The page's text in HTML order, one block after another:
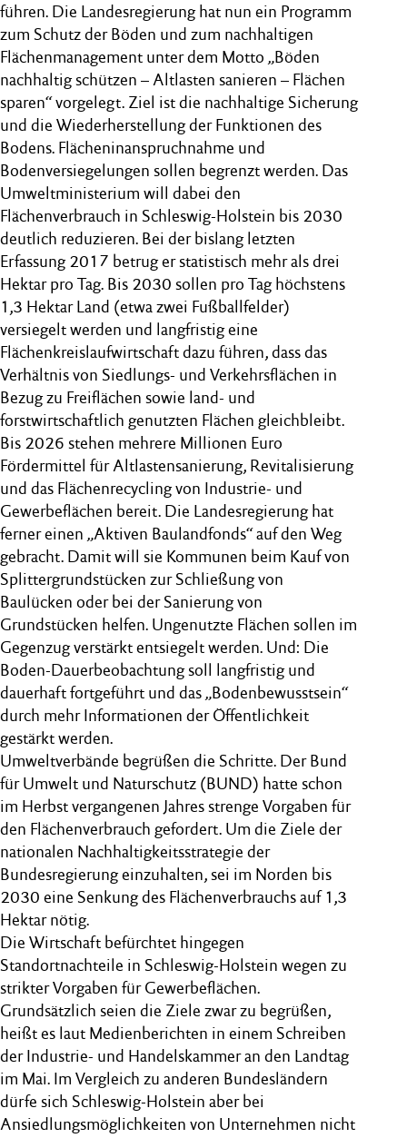
führen. Die Landesregierung hat nun ein Programm
zum Schutz der Böden und zum nachhaltigen
Flächenmanagement unter dem Motto „Böden
nachhaltig schützen – Altlasten sanieren – Flächen
sparen“ vorgelegt. Ziel ist die nachhaltige Sicherung
und die Wiederherstellung der Funktionen des
Bodens. Flächeninanspruchnahme und
Bodenversiegelungen sollen begrenzt werden. Das
Umweltministerium will dabei den
Flächenverbrauch in Schleswig-Holstein bis 2030
deutlich reduzieren. Bei der bislang letzten
Erfassung 2017 betrug er statistisch mehr als drei
Hektar pro Tag. Bis 2030 sollen pro Tag höchstens
1,3 Hektar Land (etwa zwei Fußballfelder)
versiegelt werden und langfristig eine
Flächenkreislaufwirtschaft dazu führen, dass das
Verhältnis von Siedlungs- und Verkehrsflächen in
Bezug zu Freiflächen sowie land- und
forstwirtschaftlich genutzten Flächen gleichbleibt.
Bis 2026 stehen mehrere Millionen Euro
Fördermittel für Altlastensanierung, Revitalisierung
und das Flächenrecycling von Industrie- und
Gewerbeflächen bereit. Die Landesregierung hat
ferner einen „Aktiven Baulandfonds“ auf den Weg
gebracht. Damit will sie Kommunen beim Kauf von
Splittergrundstücken zur Schließung von
Baulücken oder bei der Sanierung von
Grundstücken helfen. Ungenutzte Flächen sollen im
Gegenzug verstärkt entsiegelt werden. Und: Die
Boden-Dauerbeobachtung soll langfristig und
dauerhaft fortgeführt und das „Bodenbewusstsein“
durch mehr Informationen der Öffentlichkeit
gestärkt werden.
Umweltverbände begrüßen die Schritte. Der Bund
für Umwelt und Naturschutz (BUND) hatte schon
im Herbst vergangenen Jahres strenge Vorgaben für
den Flächenverbrauch gefordert. Um die Ziele der
nationalen Nachhaltigkeitsstrategie der
Bundesregierung einzuhalten, sei im Norden bis
2030 eine Senkung des Flächenverbrauchs auf 1,3
Hektar nötig.
Die Wirtschaft befürchtet hingegen
Standortnachteile in Schleswig-Holstein wegen zu
strikter Vorgaben für Gewerbeflächen.
Grundsätzlich seien die Ziele zwar zu begrüßen,
heißt es laut Medienberichten in einem Schreiben
der Industrie- und Handelskammer an den Landtag
im Mai. Im Vergleich zu anderen Bundesländern
dürfe sich Schleswig-Holstein aber bei
Ansiedlungsmöglichkeiten von Unternehmen nicht